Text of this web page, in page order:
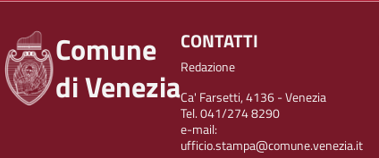
Comune
di Venezia
CONTATTI
Redazione
Ca' Farsetti, 4136 - Venezia
Tel. 041/274 8290
e-mail:
ufficio.stampa@comune.venezia.it